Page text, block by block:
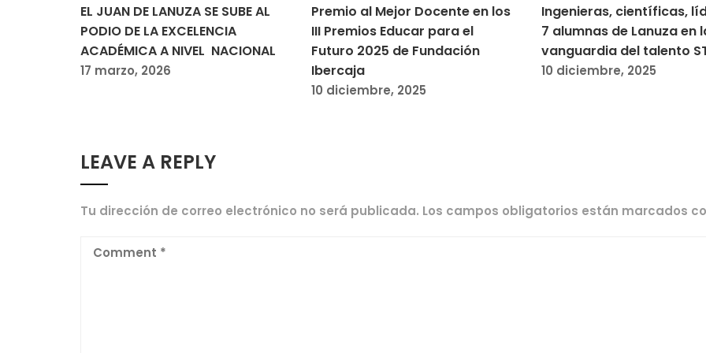
EL JUAN DE LANUZA SE SUBE AL
PODIO DE LA EXCELENCIA
ACADÉMICA A NIVEL NACIONAL
17 marzo, 2026
Premio al Mejor Docente en los
III Premios Educar para el
Futuro 2025 de Fundación
Ibercaja
10 diciembre, 2025
Ingenieras, científicas,
7 alumnas de Lanuza en
vanguardia del talento
10 diciembre, 2025
LEAVE A REPLY
Tu dirección de correo electrónico no será publicada. Los campos obligatorios están marcados